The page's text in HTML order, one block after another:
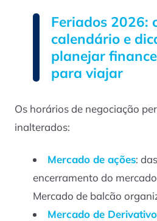
Feriados 2026:
calendário e
planejar
para viajar
Os horários de negociação
inalterados:
Mercado de ações:
encerramento do
Mercado de balcão
Mercado de